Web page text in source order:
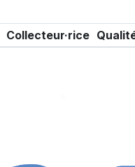
Collecteur·rice